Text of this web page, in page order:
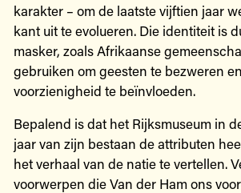
karakter – om de laatste vijftien jaar
kant uit te evolueren. Die identiteit is
masker, zoals Afrikaanse
gebruiken om geesten te bezweren
voorzienigheid te beïnvloeden.
Bepalend is dat het Rijksmuseum in
jaar van zijn bestaan de attributen
het verhaal van de natie te vertellen.
voorwerpen die Van der Ham ons